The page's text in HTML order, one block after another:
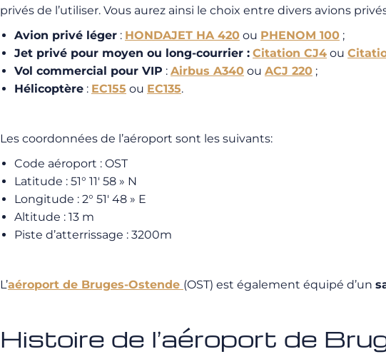
privés de l’utiliser. Vous aurez ainsi le choix entre divers avions
Avion privé léger : HONDAJET HA 420 ou PHENOM 100 ;
Jet privé pour moyen ou long-courrier : Citation CJ4 ou
Vol commercial pour VIP : Airbus A340 ou ACJ 220 ;
Hélicoptère : EC155 ou EC135.
Les coordonnées de l’aéroport sont les suivants:
Code aéroport : OST
Latitude : 51° 11′ 58 » N
Longitude : 2° 51′ 48 » E
Altitude : 13 m
Piste d’atterrissage : 3200m
L’aéroport de Bruges-Ostende (OST) est également équipé d’un
Histoire de l’aéroport de